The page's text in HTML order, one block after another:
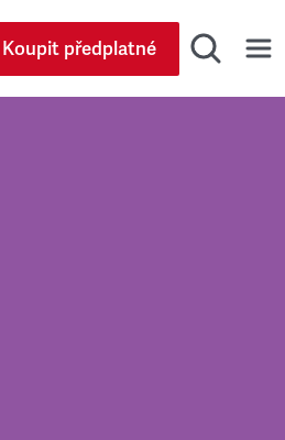
Koupit předplatné